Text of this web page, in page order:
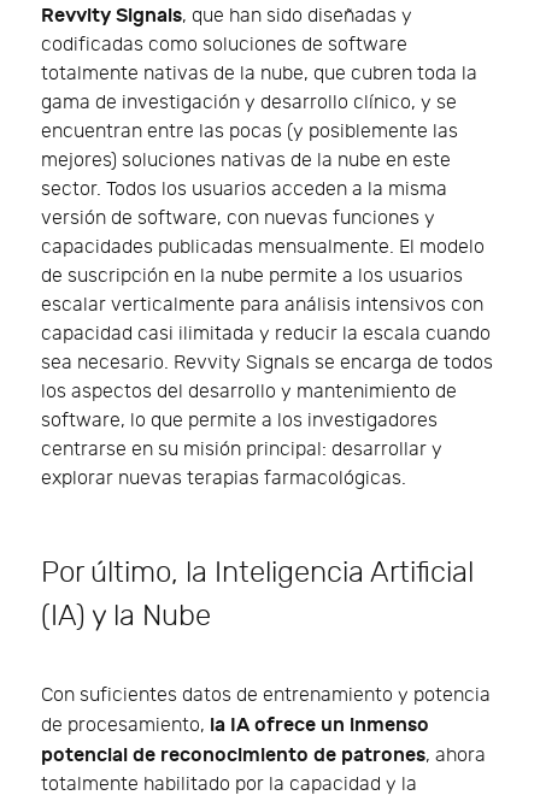
Revvity Signals, que han sido diseñadas y
codificadas como soluciones de software
totalmente nativas de la nube, que cubren toda la
gama de investigación y desarrollo clínico, y se
encuentran entre las pocas (y posiblemente las
mejores) soluciones nativas de la nube en este
sector. Todos los usuarios acceden a la misma
versión de software, con nuevas funciones y
capacidades publicadas mensualmente. El modelo
de suscripción en la nube permite a los usuarios
escalar verticalmente para análisis intensivos con
capacidad casi ilimitada y reducir la escala cuando
sea necesario. Revvity Signals se encarga de todos
los aspectos del desarrollo y mantenimiento de
software, lo que permite a los investigadores
centrarse en su misión principal: desarrollar y
explorar nuevas terapias farmacológicas.
Por último, la Inteligencia Artificial
(IA) y la Nube
Con suficientes datos de entrenamiento y potencia
de procesamiento, la IA ofrece un inmenso
potencial de reconocimiento de patrones, ahora
totalmente habilitado por la capacidad y la